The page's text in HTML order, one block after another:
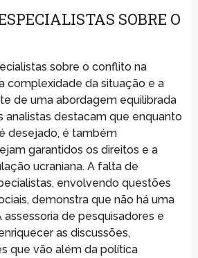
SOBRE O
sobre o conflito na
complexidade da situação e a
de uma abordagem equilibrada
analistas destacam que enquanto
desejado, é também
garantidos os direitos e a
ucraniana. A falta de
envolvendo questões
demonstra que não há uma
assessoria de pesquisadores e
as discussões,
que vão além da política